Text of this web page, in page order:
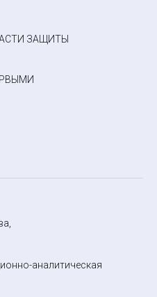
ЗАЩИТЫ
аналитическая